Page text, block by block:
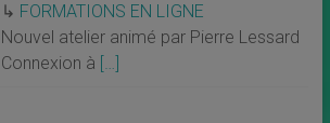
↳ FORMATIONS EN LIGNE
Nouvel atelier animé par Pierre Lessard
Connexion à […]